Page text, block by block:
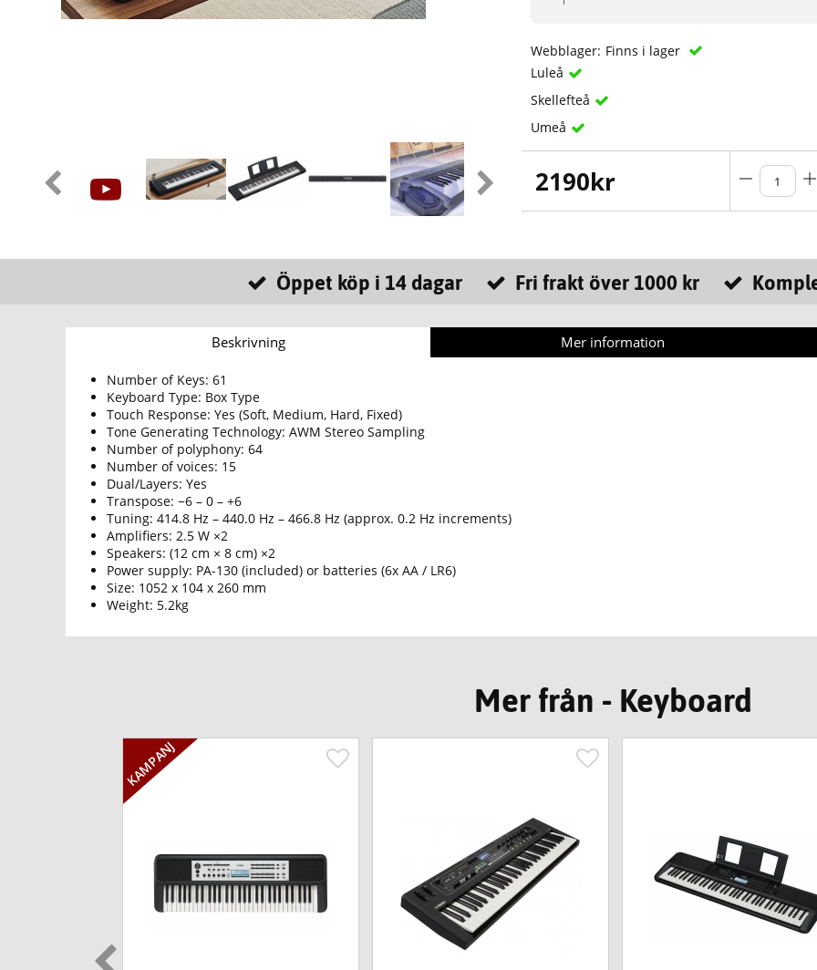
Webblager: Finns i lager
Luleå
Skellefteå
Umeå
2190kr
Öppet köp i 14 dagar Fri frakt över 1000 kr
Beskrivning Mer information
Number of Keys: 61
Keyboard Type: Box Type
Touch Response: Yes (Soft, Medium, Hard, Fixed)
Tone Generating Technology: AWM Stereo Sampling
Number of polyphony: 64
Number of voices: 15
Dual/Layers: Yes
Transpose: −6 – 0 – +6
Tuning: 414.8 Hz – 440.0 Hz – 466.8 Hz (approx. 0.2 Hz increments)
Amplifiers: 2.5 W ×2
Speakers: (12 cm × 8 cm) ×2
Power supply: PA-130 (included) or batteries (6x AA / LR6)
Size: 1052 x 104 x 260 mm
Weight: 5.2kg
Mer från - Keyboard